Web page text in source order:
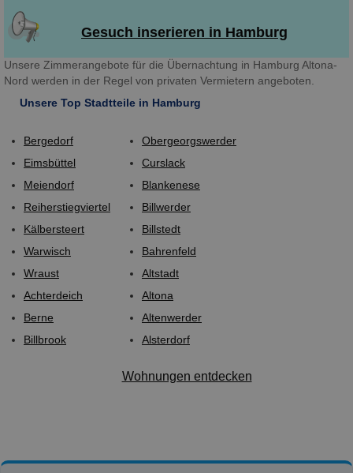
Gesuch inserieren in Hamburg
Unsere Zimmerangebote für die Übernachtung in Hamburg Altona-
Nord werden in der Regel von privaten Vermietern angeboten.
Unsere Top Stadtteile in Hamburg
Bergedorf
Eimsbüttel
Meiendorf
Reiherstiegviertel
Kälbersteert
Warwisch
Wraust
Achterdeich
Berne
Billbrook
Obergeorgswerder
Curslack
Blankenese
Billwerder
Billstedt
Bahrenfeld
Altstadt
Altona
Altenwerder
Alsterdorf
Wohnungen entdecken